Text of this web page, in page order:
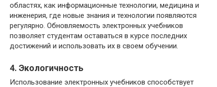
областях, как информационные технологии, медицина и
инженерия, где новые знания и технологии появляются
регулярно. Обновляемость электронных учебников
позволяет студентам оставаться в курсе последних
достижений и использовать их в своем обучении.
4. Экологичность
Использование электронных учебников способствует